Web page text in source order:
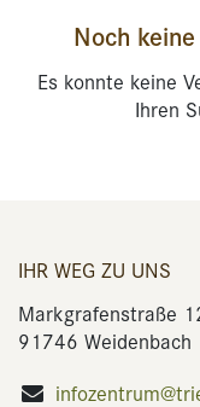
Noch
Es konnte keine
Ihren
IHR WEG ZU UNS
Markgrafenstraße
91746 Weidenbach